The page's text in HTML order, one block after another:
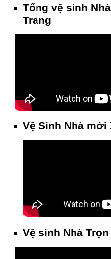
Tổng vệ sinh
Trang
Vệ Sinh Nhà mới
Vệ sinh Nhà